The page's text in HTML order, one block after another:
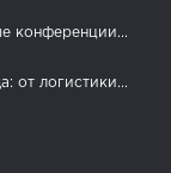
конференции...
от логистики...